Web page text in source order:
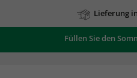
Lieferung
Füllen Sie den